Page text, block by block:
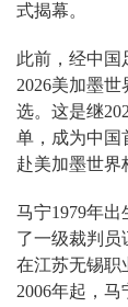
式揭幕。
此前，经中国
2026美加墨
选。这是继
单，成为中国
赴美加墨世界
马宁1979年
了一级裁判员
在江苏无锡职
2006年起，